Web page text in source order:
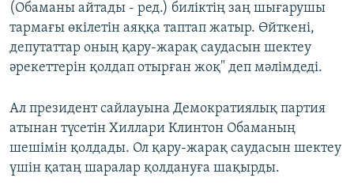
(Обаманы айтады - ред.) биліктің заң шығарушы
тармағы өкілетін аяққа таптап жатыр. Өйткені,
депутаттар оның қару-жарақ саудасын шектеу
әрекеттерін қолдап отырған жоқ" деп мәлімдеді.
Ал президент сайлауына Демократиялық партия
атынан түсетін Хиллари Клинтон Обаманың
шешімін қолдады. Ол қару-жарақ саудасын шектеу
үшін қатаң шаралар қолдануға шақырды.